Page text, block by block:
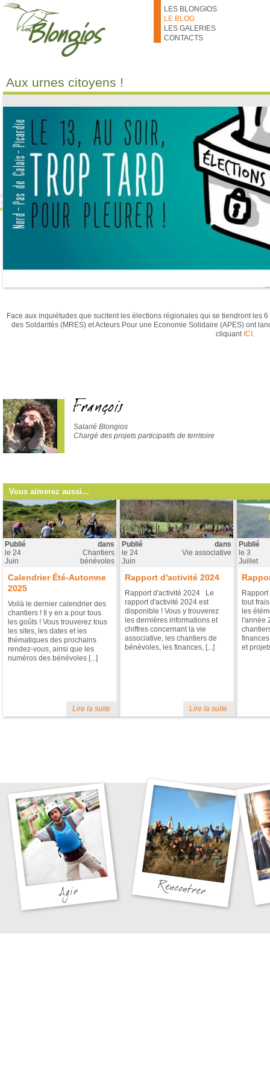
Aller au contenu principal
LES BLONGIOS
LE BLOG
LES GALERIES
CONTACTS
Aux urnes citoyens !
Face aux inquiétudes que sucitent les élections régionales qui se tiendront les
des Soldarités (MRES) et Acteurs Pour une Economie Solidaire (APES) ont
cliquant ICI .
François
Salarié Blongios
Chargé des projets participatifs de territoire
Vous aimerez aussi...
Publié
le 24
Juin
dans
Chantiers
bénévoles
Calendrier Été-Automne
2025
Voilà le dernier calendrier des
chantiers ! Il y en a pour tous
les goûts ! Vous trouverez tous
les sites, les dates et les
thématiques des prochains
rendez-vous, ainsi que les
numéros des bénévoles [...]
Lire la suite
Publié
le 24
Juin
dans
Vie associative
Rapport d'activité 2024
Rapport d'activité 2024 Le
rapport d'activité 2024 est
disponible ! Vous y trouverez
les dernières informations et
chiffres concernant la vie
associative, les chantiers de
bénévoles, les finances, [...]
Lire la suite
Publié
le 3
Juillet
tout
les
l'année
et